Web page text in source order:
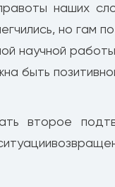
наших
но гам
научной
быть
второе